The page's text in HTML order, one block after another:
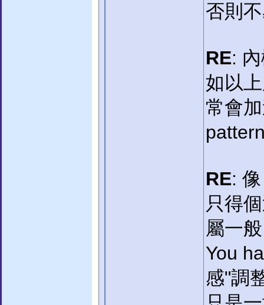
否則
RE:
如以
常會
RE:
只得
屬一
You
感"調